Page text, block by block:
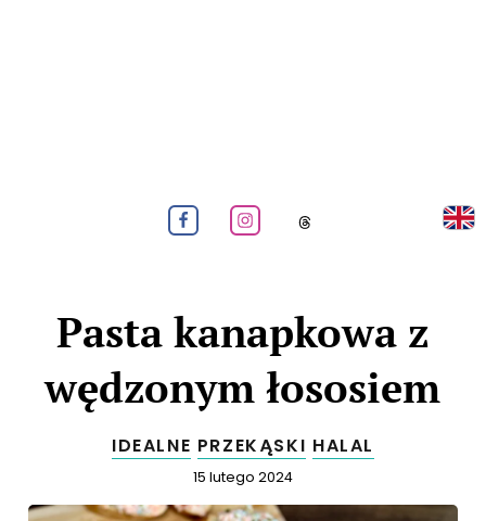
Pasta kanapkowa z
wędzonym łososiem
IDEALNE PRZEKĄSKI HALAL
Opublikowano
15 lutego 2024